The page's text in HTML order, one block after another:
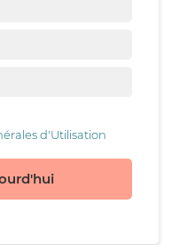
d'Utilisation